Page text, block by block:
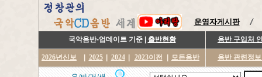
운영자게시판
국악음반-업데이트 기준 | 출반현황 음반 구입처
2026년신보 2025 2024 2023이전 모든음반 음반 관련정